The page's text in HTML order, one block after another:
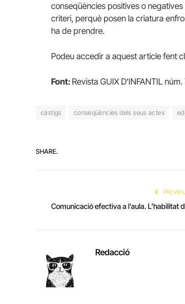
conseqüències positives o
criteri, perquè posen la criatura
ha de prendre.
Podeu accedir a aquest article fent
Font: Revista GUIX D’INFANTIL
càstigs conseqüències dels seus actes
SHARE.
Comunicació efectiva a l’aula. L’habilitat
Redacció